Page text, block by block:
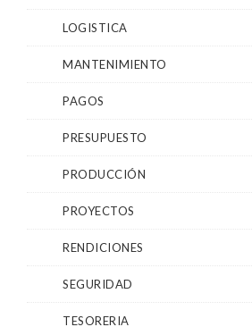
LOGISTICA
MANTENIMIENTO
PAGOS
PRESUPUESTO
PRODUCCIÓN
PROYECTOS
RENDICIONES
SEGURIDAD
TESORERIA